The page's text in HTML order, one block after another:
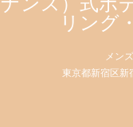
メン
東京都新宿区